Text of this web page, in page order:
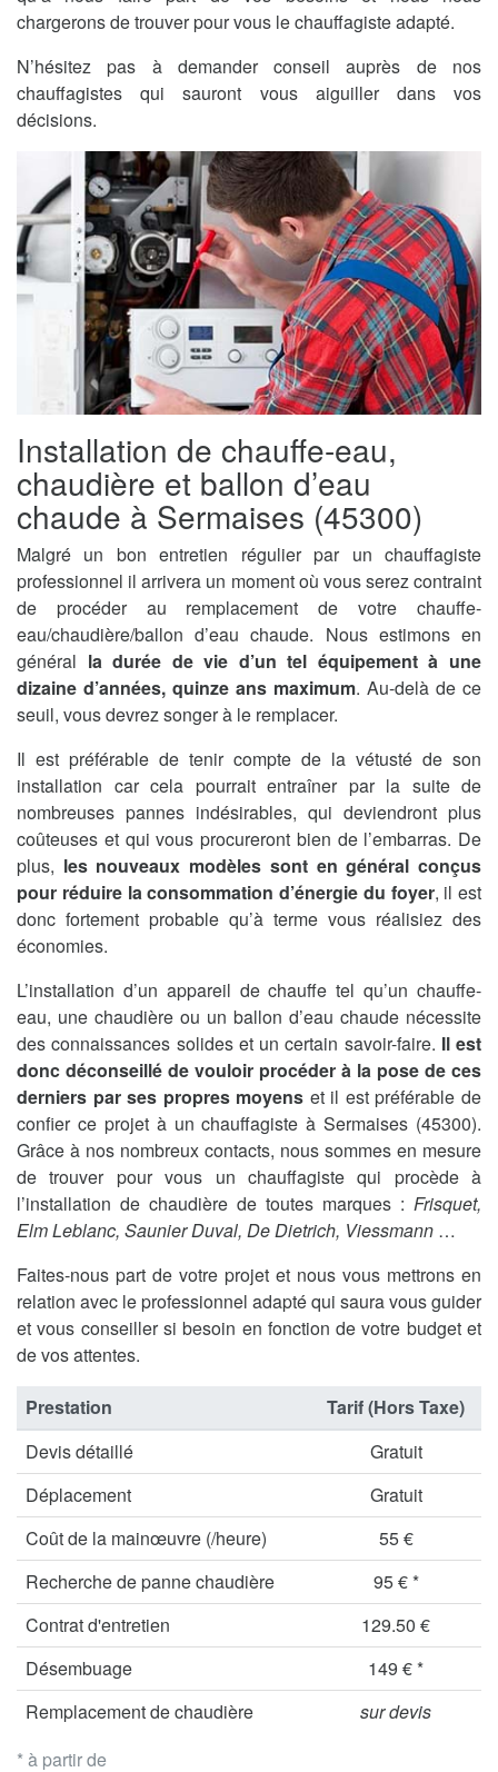
chargerons de trouver pour vous le chauffagiste adapté.
N’hésitez pas à demander conseil auprès de nos
chauffagistes qui sauront vous aiguiller dans vos
décisions.
Installation de chauffe-eau,
chaudière et ballon d’eau
chaude à Sermaises (45300)
Malgré un bon entretien régulier par un chauffagiste
professionnel il arrivera un moment où vous serez contraint
de procéder au remplacement de votre chauffe-
eau/chaudière/ballon d’eau chaude. Nous estimons en
général la durée de vie d’un tel équipement à une
dizaine d’années, quinze ans maximum. Au-delà de ce
seuil, vous devrez songer à le remplacer.
Il est préférable de tenir compte de la vétusté de son
installation car cela pourrait entraîner par la suite de
nombreuses pannes indésirables, qui deviendront plus
coûteuses et qui vous procureront bien de l’embarras. De
plus, les nouveaux modèles sont en général conçus
pour réduire la consommation d’énergie du foyer, il est
donc fortement probable qu’à terme vous réalisiez des
économies.
L’installation d’un appareil de chauffe tel qu’un chauffe-
eau, une chaudière ou un ballon d’eau chaude nécessite
des connaissances solides et un certain savoir-faire. Il est
donc déconseillé de vouloir procéder à la pose de ces
derniers par ses propres moyens et il est préférable de
confier ce projet à un chauffagiste à Sermaises (45300).
Grâce à nos nombreux contacts, nous sommes en mesure
de trouver pour vous un chauffagiste qui procède à
l’installation de chaudière de toutes marques : Frisquet,
Elm Leblanc, Saunier Duval, De Dietrich, Viessmann …
Faites-nous part de votre projet et nous vous mettrons en
relation avec le professionnel adapté qui saura vous guider
et vous conseiller si besoin en fonction de votre budget et
de vos attentes.
* à partir de
Prestation
Tarif (Hors Taxe)
Devis détaillé
Gratuit
Déplacement
Gratuit
Coût de la mainœuvre (/heure)
55 €
Recherche de panne chaudière
95 € *
Contrat d'entretien
129.50 €
Désembuage
149 € *
Remplacement de chaudière
sur devis